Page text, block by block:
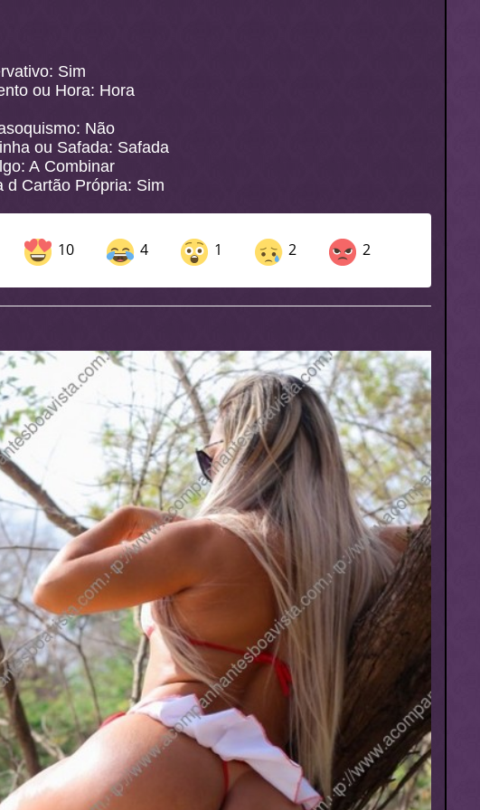
Sim
ou Hora: Hora
Não
ou Safada: Safada
A Combinar
d Cartão Própria: Sim
10 4 1 2 2